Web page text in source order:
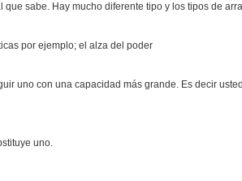
sabe. Hay mucho diferente tipo y los tipos de
por ejemplo; el alza del poder
uno con una capacidad más grande. Es decir
uno.